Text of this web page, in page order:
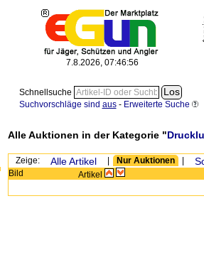
7.8.2026, 07:46:56
Schnellsuche
Suchvorschläge sind aus- Erweiterte Suche
Alle Auktionen in der Kategorie "
Zeige: Alle Artikel Nur Auktionen
Bild Artikel